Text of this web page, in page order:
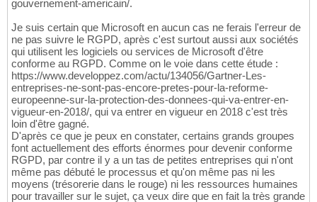
gouvernement-americain/.
Je suis certain que Microsoft en aucun cas ne ferais l'erreur de
ne pas suivre le RGPD, après c'est surtout aussi aux sociétés
qui utilisent les logiciels ou services de Microsoft d'être
conforme au RGPD. Comme on le voie dans cette étude :
https://www.developpez.com/actu/134056/Gartner-Les-
entreprises-ne-sont-pas-encore-pretes-pour-la-reforme-
europeenne-sur-la-protection-des-donnees-qui-va-entrer-en-
vigueur-en-2018/, qui va entrer en vigueur en 2018 c'est très
loin d'être gagné.
D'après ce que je peux en constater, certains grands groupes
font actuellement des efforts énormes pour devenir conforme
RGPD, par contre il y a un tas de petites entreprises qui n'ont
même pas débuté le processus et qu'on même pas ni les
moyens (trésorerie dans le rouge) ni les ressources humaines
pour travailler sur le sujet, ça veux dire que en fait la très grande